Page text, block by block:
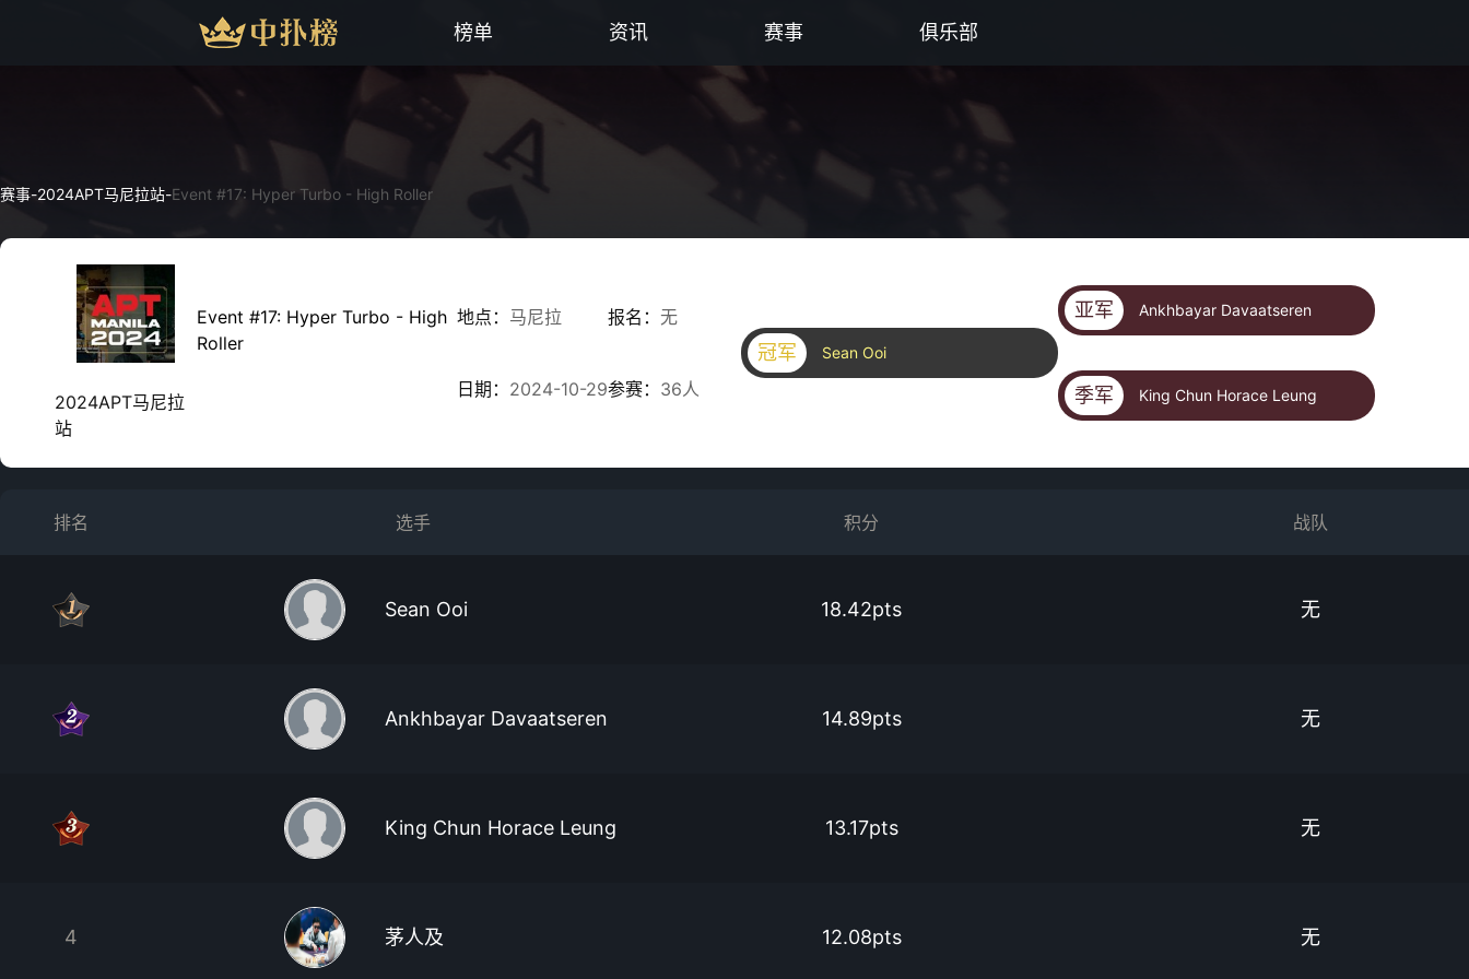
榜单 资讯 赛事 俱乐部
赛事-2024APT马尼拉站-Event #17: Hyper Turbo - High Roller
2024APT马尼拉
站
Event #17: Hyper Turbo - High
Roller
地点： 马尼拉
日期： 2024-10-29
报名： 无
参赛： 36人
冠军 Sean Ooi
亚军 Ankhbayar Davaatseren
季军 King Chun Horace Leung
排名 选手 积分 战队
Sean Ooi 18.42pts 无
Ankhbayar Davaatseren 14.89pts 无
King Chun Horace Leung 13.17pts 无
4 茅人及 12.08pts 无